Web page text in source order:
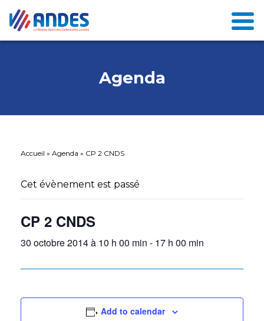
Agenda
Accueil » Agenda » CP 2 CNDS
Cet évènement est passé
CP 2 CNDS
30 octobre 2014 à 10 h 00 min - 17 h 00 min
Add to calendar